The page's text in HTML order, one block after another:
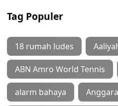
Tag Populer
18 rumah ludes
ABN Amro World Tennis
alarm bahaya